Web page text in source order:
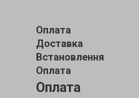
Оплата
Доставка
Встановлення
Оплата
Оплата